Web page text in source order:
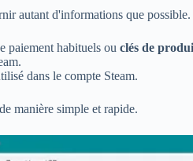
autant d'informations que possible.
paiement habituels ou clés de
dans le compte Steam.
de manière simple et rapide.